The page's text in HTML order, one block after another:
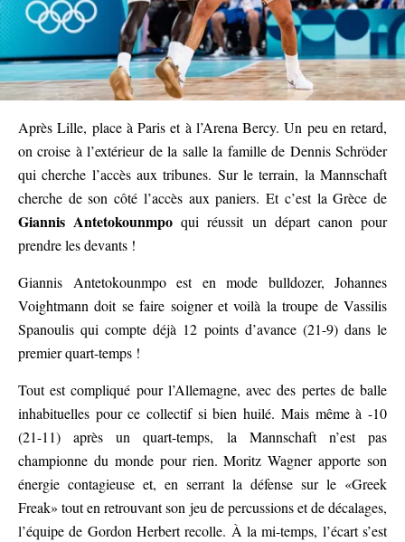
Après Lille, place à Paris et à l’Arena Bercy. Un peu en retard,
on croise à l’extérieur de la salle la famille de Dennis Schröder
qui cherche l’accès aux tribunes. Sur le terrain, la Mannschaft
cherche de son côté l’accès aux paniers. Et c’est la Grèce de
Giannis Antetokounmpo qui réussit un départ canon pour
prendre les devants !
Giannis Antetokounmpo est en mode bulldozer, Johannes
Voightmann doit se faire soigner et voilà la troupe de Vassilis
Spanoulis qui compte déjà 12 points d’avance (21-9) dans le
premier quart-temps !
Tout est compliqué pour l’Allemagne, avec des pertes de balle
inhabituelles pour ce collectif si bien huilé. Mais même à -10
(21-11) après un quart-temps, la Mannschaft n’est pas
championne du monde pour rien. Moritz Wagner apporte son
énergie contagieuse et, en serrant la défense sur le «Greek
Freak» tout en retrouvant son jeu de percussions et de décalages,
l’équipe de Gordon Herbert recolle. À la mi-temps, l’écart s’est